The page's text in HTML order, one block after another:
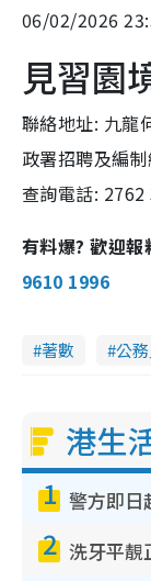
06/02/2026
見習園
聯絡地址: 九龍
政署招聘及編
查詢電話:
有料爆? 歡迎
9610 1996
著數 公
港生
1
2